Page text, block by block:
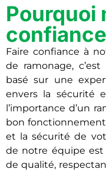
Pourquoi
Faire confiance à
de ramonage,
basé sur une
envers la sécurité
l’importance d’un
bon
et la sécurité de
de notre équipe est
de qualité,